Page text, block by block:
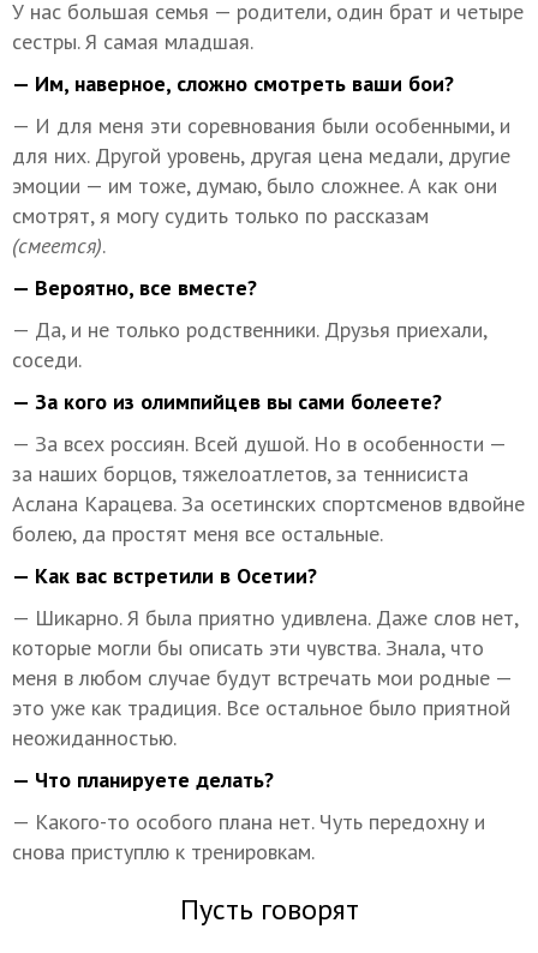
У нас большая семья — родители, один брат и четыре
сестры. Я самая младшая.
— Им, наверное, сложно смотреть ваши бои?
— И для меня эти соревнования были особенными, и
для них. Другой уровень, другая цена медали, другие
эмоции — им тоже, думаю, было сложнее. А как они
смотрят, я могу судить только по рассказам
(смеется).
— Вероятно, все вместе?
— Да, и не только родственники. Друзья приехали,
соседи.
— За кого из олимпийцев вы сами болеете?
— За всех россиян. Всей душой. Но в особенности —
за наших борцов, тяжелоатлетов, за теннисиста
Аслана Карацева. За осетинских спортсменов вдвойне
болею, да простят меня все остальные.
— Как вас встретили в Осетии?
— Шикарно. Я была приятно удивлена. Даже слов нет,
которые могли бы описать эти чувства. Знала, что
меня в любом случае будут встречать мои родные —
это уже как традиция. Все остальное было приятной
неожиданностью.
— Что планируете делать?
— Какого-то особого плана нет. Чуть передохну и
снова приступлю к тренировкам.
Пусть говорят